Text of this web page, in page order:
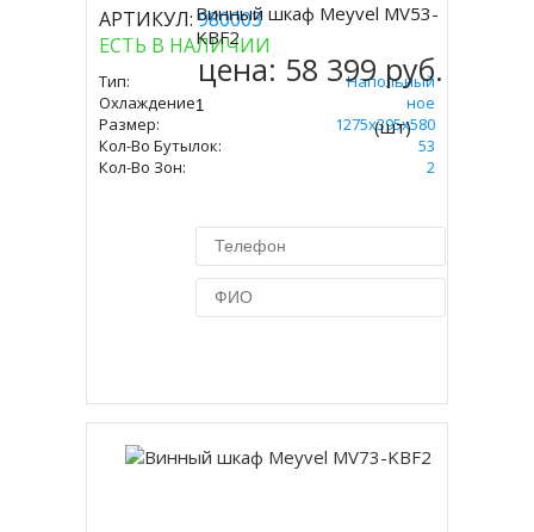
АРТИКУЛ:980003
ЕСТЬ В НАЛИЧИИ
Тип:
Напольный
Охлаждение:
Компрессорное
Размер:
1275х395х580
Кол-Во Бутылок:
53
Кол-Во Зон:
2
Купить
Винный шкаф Meyvel MV53-
KBF2
цена: 58 399 руб.
(шт)